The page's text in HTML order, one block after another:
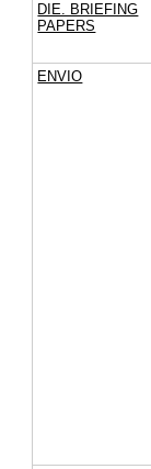
DIE. BRIEFING
PAPERS
ENVIO